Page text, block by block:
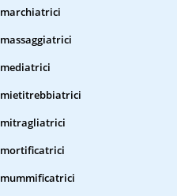
marchiatrici
massaggiatrici
mediatrici
mietitrebbiatrici
mitragliatrici
mortificatrici
mummificatrici